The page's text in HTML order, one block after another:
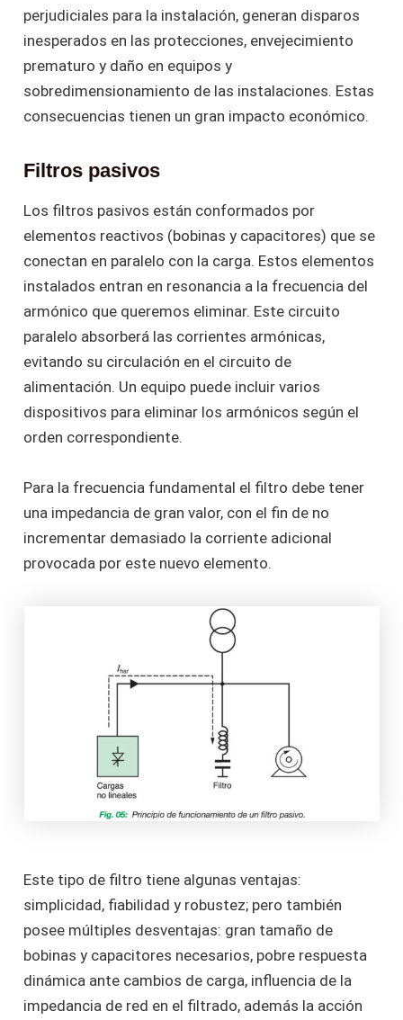
perjudiciales para la instalación, generan disparos
inesperados en las protecciones, envejecimiento
prematuro y daño en equipos y
sobredimensionamiento de las instalaciones. Estas
consecuencias tienen un gran impacto económico.
Filtros pasivos
Los filtros pasivos están conformados por
elementos reactivos (bobinas y capacitores) que se
conectan en paralelo con la carga. Estos elementos
instalados entran en resonancia a la frecuencia del
armónico que queremos eliminar. Este circuito
paralelo absorberá las corrientes armónicas,
evitando su circulación en el circuito de
alimentación. Un equipo puede incluir varios
dispositivos para eliminar los armónicos según el
orden correspondiente.
Para la frecuencia fundamental el filtro debe tener
una impedancia de gran valor, con el fin de no
incrementar demasiado la corriente adicional
provocada por este nuevo elemento.
Este tipo de filtro tiene algunas ventajas:
simplicidad, fiabilidad y robustez; pero también
posee múltiples desventajas: gran tamaño de
bobinas y capacitores necesarios, pobre respuesta
dinámica ante cambios de carga, influencia de la
impedancia de red en el filtrado, además la acción